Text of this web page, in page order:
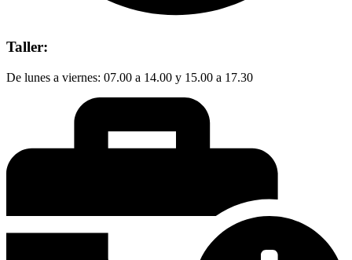
Taller:
De lunes a viernes: 07.00 a 14.00 y 15.00 a 17.30